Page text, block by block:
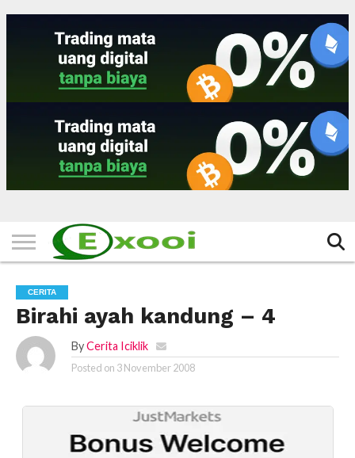
HOME
FILTER
BERITA
BIODATA
CERITA
CERPEN
EKSKLUSIF
FOTO
VIDEO
MORE
CERITA
Birahi ayah kandung – 4
By Cerita Iciklik
Posted on 3 November 2008